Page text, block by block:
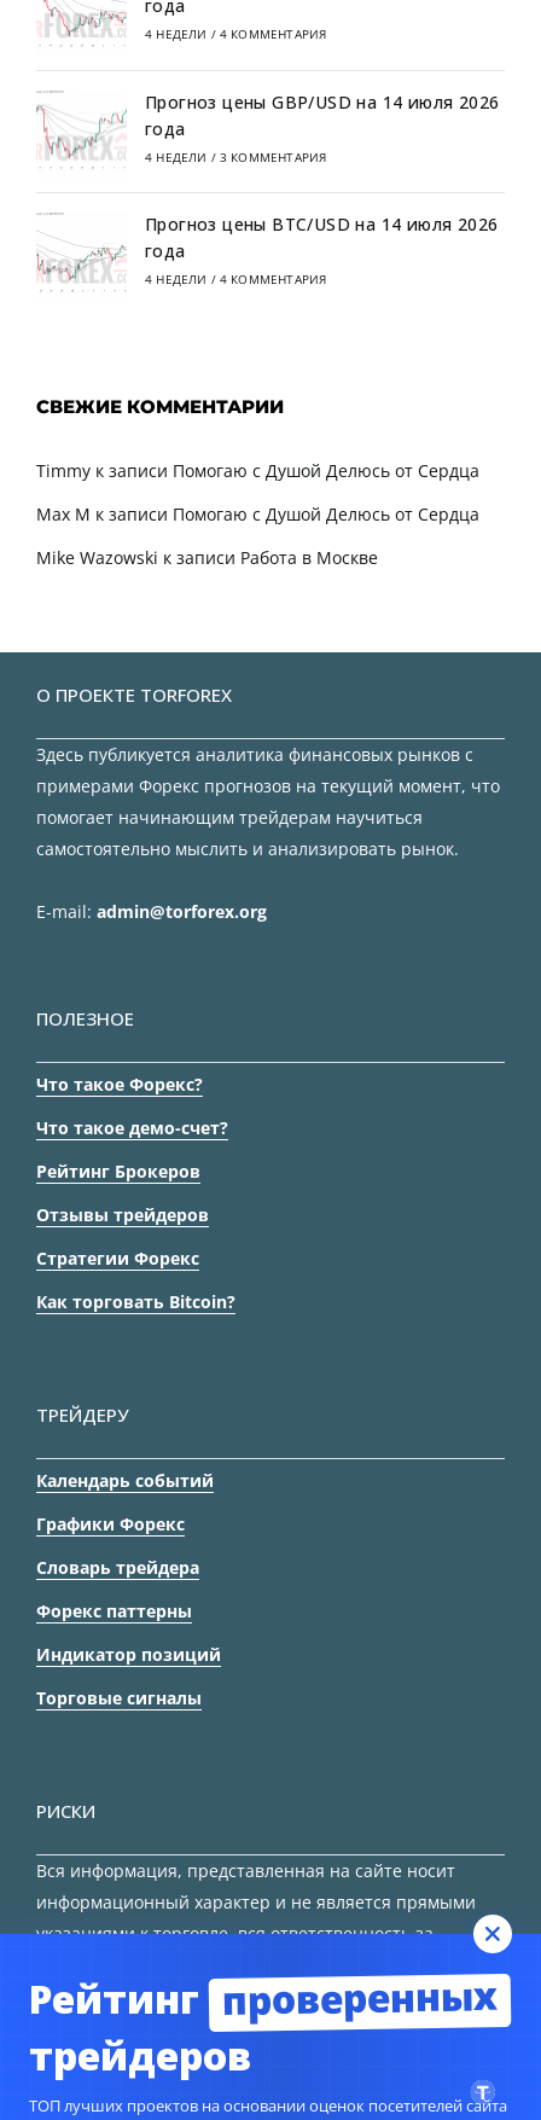
года
4 НЕДЕЛИ / 4 КОММЕНТАРИЯ
Прогноз цены GBP/USD на 14 июля 2026
года
4 НЕДЕЛИ / 3 КОММЕНТАРИЯ
Прогноз цены BTC/USD на 14 июля 2026
года
4 НЕДЕЛИ / 4 КОММЕНТАРИЯ
СВЕЖИЕ КОММЕНТАРИИ
Timmy к записи Помогаю с Душой Делюсь от Сердца
Max M к записи Помогаю с Душой Делюсь от Сердца
Mike Wazowski к записи Работа в Москве
О ПРОЕКТЕ TORFOREX
Здесь публикуется аналитика финансовых рынков с
примерами Форекс прогнозов на текущий момент, что
помогает начинающим трейдерам научиться
самостоятельно мыслить и анализировать рынок.
E-mail: admin@torforex.org
ПОЛЕЗНОЕ
Что такое Форекс?
Что такое демо-счет?
Рейтинг Брокеров
Отзывы трейдеров
Стратегии Форекс
Как торговать Bitcoin?
ТРЕЙДЕРУ
Календарь событий
Графики Форекс
Словарь трейдера
Форекс паттерны
Индикатор позиций
Торговые сигналы
РИСКИ
Вся информация, представленная на сайте носит
информационный характер и не является прямыми
указаниями к торговле, вся ответственность за
Рейтинг проверенных
трейдеров
ТОП лучших проектов на основании оценок посетителей сайта